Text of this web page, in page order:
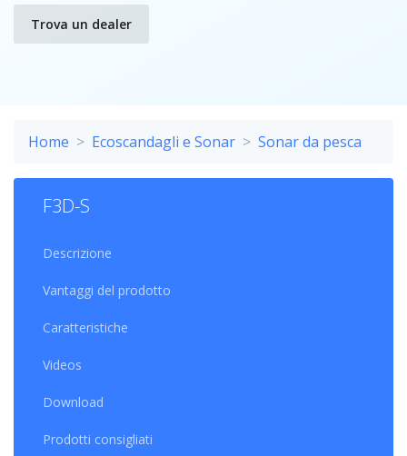
Trova un dealer
Home Ecoscandagli e Sonar Sonar da pesca
F3D-S
Descrizione
Vantaggi del prodotto
Caratteristiche
Videos
Download
Prodotti consigliati